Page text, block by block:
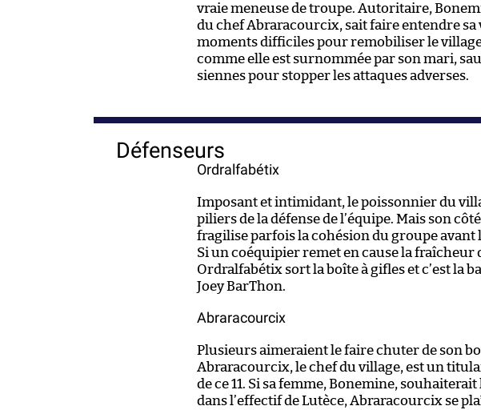
vraie meneuse de troupe. Autoritaire,
du chef Abraracourcix, sait faire entendre sa
moments difficiles pour remobiliser le
comme elle est surnommée par son mari,
siennes pour stopper les attaques adverses.
Défenseurs
Ordralfabétix
Imposant et intimidant, le poissonnier du
piliers de la défense de l’équipe. Mais son
fragilise parfois la cohésion du groupe avant
Si un coéquipier remet en cause la fraîcheur
Ordralfabétix sort la boîte à gifles et c’est la
Joey BarThon.
Abraracourcix
Plusieurs aimeraient le faire chuter de son
Abraracourcix, le chef du village, est un
de ce 11. Si sa femme, Bonemine,
dans l’effectif de Lutèce, Abraracourcix se